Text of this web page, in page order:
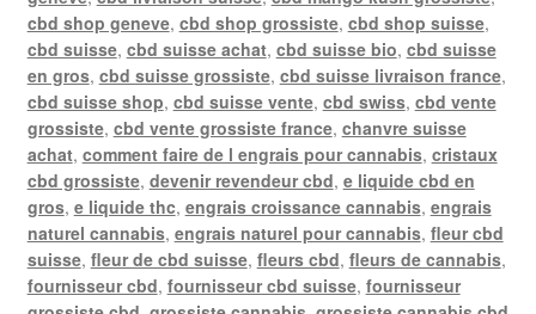
cbd shop geneve, cbd shop grossiste, cbd shop suisse,
cbd suisse, cbd suisse achat, cbd suisse bio, cbd suisse
en gros, cbd suisse grossiste, cbd suisse livraison france,
cbd suisse shop, cbd suisse vente, cbd swiss, cbd vente
grossiste, cbd vente grossiste france, chanvre suisse
achat, comment faire de l engrais pour cannabis, cristaux
cbd grossiste, devenir revendeur cbd, e liquide cbd en
gros, e liquide thc, engrais croissance cannabis, engrais
naturel cannabis, engrais naturel pour cannabis, fleur cbd
suisse, fleur de cbd suisse, fleurs cbd, fleurs de cannabis,
fournisseur cbd, fournisseur cbd suisse, fournisseur